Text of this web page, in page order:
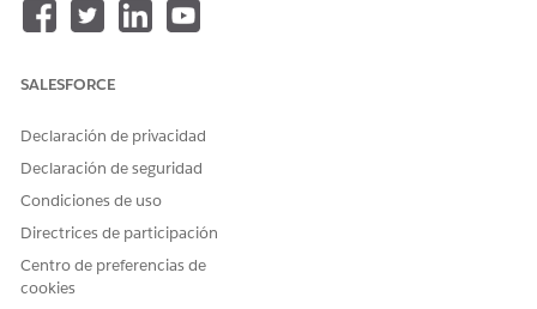
(Partidas deOportunidad
correspondiente de los registros de partidas
producto simplemente mostrarán la información del
producto como un campo en blanco.
Solución
SALESFORCE
Declaración de privacidad
Declaración de seguridad
Condiciones de uso
Directrices de participación
Centro de preferencias de
cookies